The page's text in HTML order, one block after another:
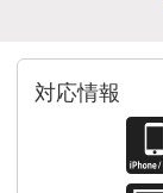
対応情報